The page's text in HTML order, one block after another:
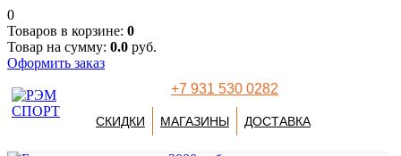
0
Товаров в корзине: 0
Товар на сумму: 0.0 руб.
Оформить заказ
+7 931 530 0282
СКИДКИ МАГАЗИНЫ ДОСТАВКА